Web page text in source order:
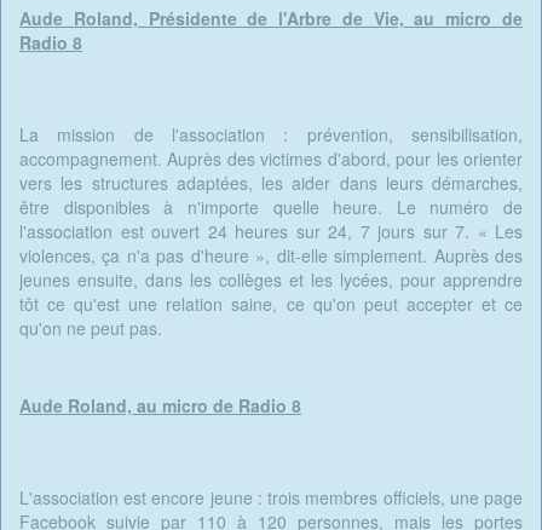
Aude Roland, Présidente de l'Arbre de Vie, au micro de
Radio 8
La mission de l'association : prévention, sensibilisation,
accompagnement. Auprès des victimes d'abord, pour les orienter
vers les structures adaptées, les aider dans leurs démarches,
être disponibles à n'importe quelle heure. Le numéro de
l'association est ouvert 24 heures sur 24, 7 jours sur 7. « Les
violences, ça n'a pas d'heure », dit-elle simplement. Auprès des
jeunes ensuite, dans les collèges et les lycées, pour apprendre
tôt ce qu'est une relation saine, ce qu'on peut accepter et ce
qu'on ne peut pas.
Aude Roland, au micro de Radio 8
L'association est encore jeune : trois membres officiels, une page
Facebook suivie par 110 à 120 personnes, mais les portes